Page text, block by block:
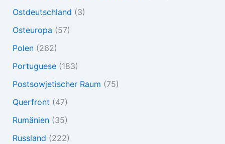
Ostdeutschland (3)
Osteuropa (57)
Polen(262)
Portuguese(183)
Postsowjetischer Raum (75)
Querfront (47)
Rumänien(35)
Russland (222)